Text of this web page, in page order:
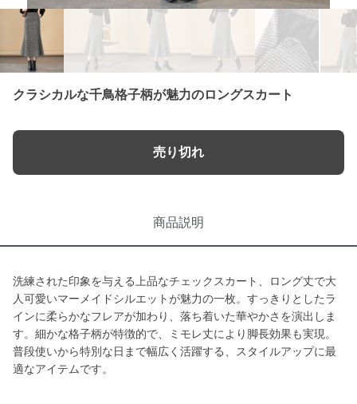
クラシカルな千鳥格子柄が魅力のロングスカート
売り切れ
商品説明
洗練された印象を与える上品なチェックスカート、ロング丈で大
人可愛いマーメイドシルエットが魅力の一枚。すっきりとしたラ
インに柔らかなフレアが加わり、落ち着いた華やかさを演出しま
す。細かな格子柄が特徴的で、ミモレ丈により脚長効果も実現。
普段使いから特別な日まで幅広く活躍する、スタイルアップに最
適なアイテムです。